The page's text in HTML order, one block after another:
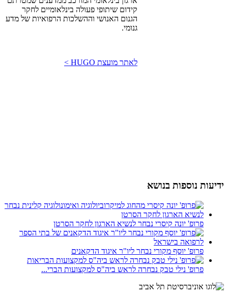
קידום שיתופי פעולה בינלאומיים לחקר
הגנום האנושי וההשלכות הרפואיות של מדע
גנומי.
לאתר מועצת HUGO >
ידיעות נוספות בנושא
פרופ' יונה קיסרי נבחר לנשיא הארגון לחקר הסרטן
פרופ' יוסף מקורי נבחר ליו"ר איגוד הדקאנים
פרופ' נילי טבק נבחרה לראש ביה"ס למקצועות הברי...